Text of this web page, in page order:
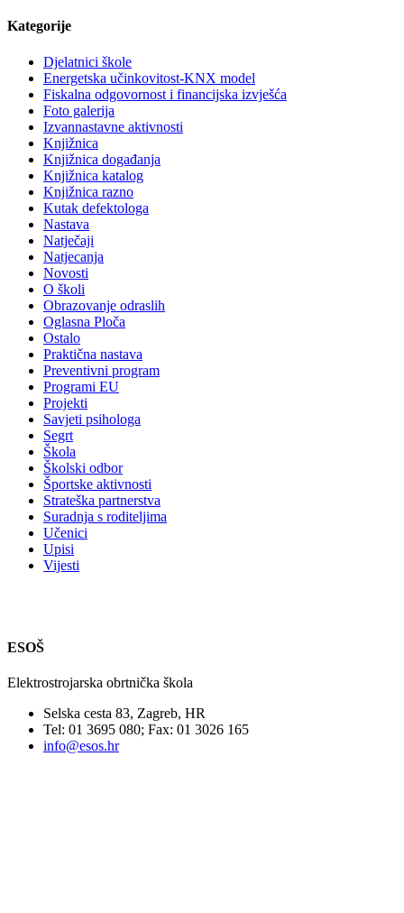
Kategorije
Djelatnici škole
Energetska učinkovitost-KNX model
Fiskalna odgovornost i financijska izvješća
Foto galerija
Izvannastavne aktivnosti
Knjižnica
Knjižnica događanja
Knjižnica katalog
Knjižnica razno
Kutak defektologa
Nastava
Natječaji
Natjecanja
Novosti
O školi
Obrazovanje odraslih
Oglasna Ploča
Ostalo
Praktična nastava
Preventivni program
Programi EU
Projekti
Savjeti psihologa
Segrt
Škola
Školski odbor
Športske aktivnosti
Strateška partnerstva
Suradnja s roditeljima
Učenici
Upisi
Vijesti
ESOŠ
Elektrostrojarska obrtnička škola
Selska cesta 83, Zagreb, HR
Tel: 01 3695 080; Fax: 01 3026 165
info@esos.hr